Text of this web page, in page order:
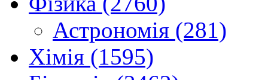
Астрономія (281)
Хімія (1595)